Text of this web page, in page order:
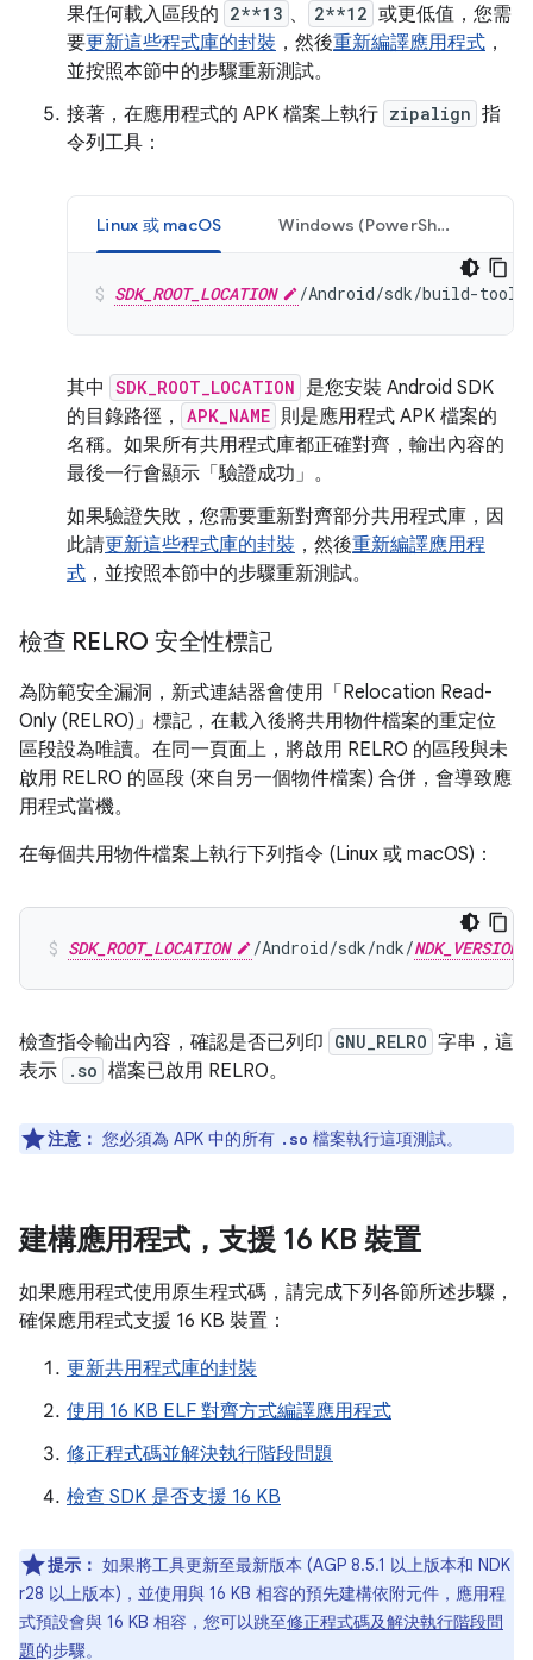
果任何載入區段的 2**13 、 2**12 或更低值，您需
要更新這些程式庫的封裝 ，然後重新編譯應用程式 ，
並按照本節中的步驟重新測試。
接著，在應用程式的 APK 檔案上執行 zipalign 指
令列工具：
Linux 或 macOS Windows (PowerShell)
SDK_ROOT_LOCATION /Android/sdk/build-
其中 SDK_ROOT_LOCATION 是您安裝 Android SDK
的目錄路徑，
APK_NAME 則是應用程式 APK 檔案的
名稱。如果所有共用程式庫都正確對齊，輸出內容的
最後一行會顯示「驗證成功」。
如果驗證失敗，您需要重新對齊部分共用程式庫，因
此請更新這些程式庫的封裝 ，然後重新編譯應用程
式 ，並按照本節中的步驟重新測試。
檢查 RELRO 安全性標記
為防範安全漏洞，新式連結器會使用「Relocation Read-
Only (RELRO)」 標記，在載入後將共用物件檔案的重定位
區段設為唯讀。在同一頁面上，將啟用 RELRO 的區段與未
啟用 RELRO 的區段 (來自另一個物件檔案) 合併，會導致應
用程式當機。
在每個共用物件檔案上執行下列指令 (Linux 或 macOS)：
SDK_ROOT_LOCATION /Android/sdk/ndk/NDK_VERSION
檢查指令輸出內容，確認是否已列印 GNU_RELRO 字串，這
表示
.so 檔案已啟用 RELRO。
注意： 您必須為 APK 中的所有 .so 檔案執行這項測試。
建構應用程式，支援 16 KB 裝置
如果應用程式使用原生程式碼，請完成下列各節所述步驟，
確保應用程式支援 16 KB 裝置：
更新共用程式庫的封裝
使用 16 KB ELF 對齊方式編譯應用程式
修正程式碼並解決執行階段問題
檢查 SDK 是否支援 16 KB
提示： 如果將工具更新至最新版本 (AGP 8.5.1 以上版本和 NDK
r28 以上版本)，並使用與 16 KB 相容的預先建構依附元件，應用程
式預設會與 16 KB 相容，您可以跳至修正程式碼及解決執行階段問
題的步驟。